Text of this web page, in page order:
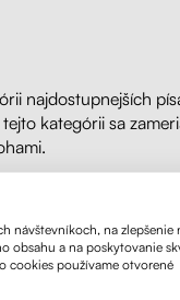
najdostupnejších
kategórii sa
a tradičný vzhľad.
návštevníkoch, na zlepšenie
obsahu a na poskytovanie
cookies používame otvorené